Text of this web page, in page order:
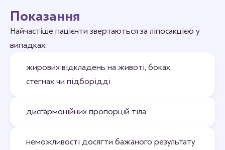
Показання
Найчастіше пацієнти звертаються за ліпосакцією у
випадках:
жирових відкладень на животі, боках,
стегнах чи підборідді
дисгармонійних пропорцій тіла
неможливості досягти бажаного результату